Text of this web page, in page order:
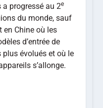
a progressé au 2e
du monde, sauf
en Chine où les
d’entrée de
évolués et où le
s’allonge.